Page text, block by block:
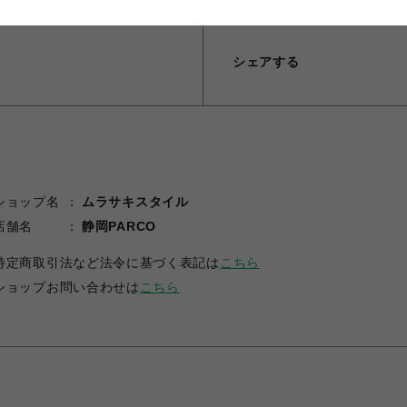
シェアする
ョップ名
ムラサキスタイル
舗名
静岡PARCO
定商取引法など法令に基づく表記は こちら
ョップお問い合わせは こちら